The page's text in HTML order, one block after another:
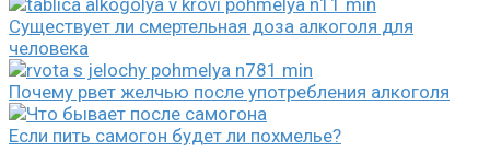
Существует ли смертельная доза алкоголя для
человека
Почему рвет желчью после употребления алкоголя
Если пить самогон будет ли похмелье?